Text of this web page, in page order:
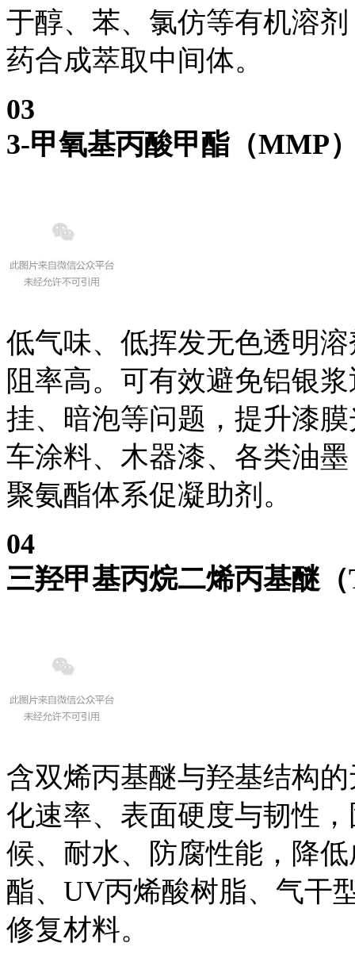
于醇、苯、氯仿等有机溶
药合成萃取中间体。
03
3-甲氧基丙酸甲酯（MMP
低气味、低挥发无色透明
阻率高。可有效避免铝银
挂、暗泡等问题，提升漆
车涂料、木器漆、各类油
聚氨酯体系促凝助剂。
04
三羟甲基丙烷二烯丙基醚
含双烯丙基醚与羟基结构
化速率、表面硬度与韧性
候、耐水、防腐性能，降
酯、UV丙烯酸树脂、气干
修复材料。